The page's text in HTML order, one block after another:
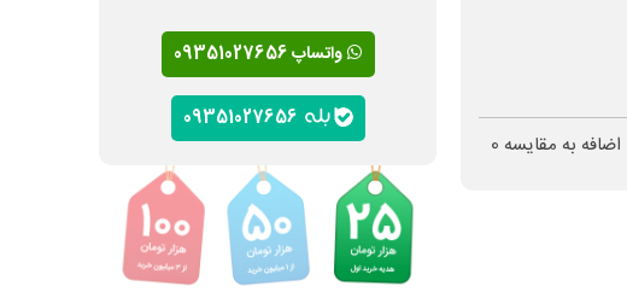
اضافه به مقایسه 0
واتساپ 09351027656